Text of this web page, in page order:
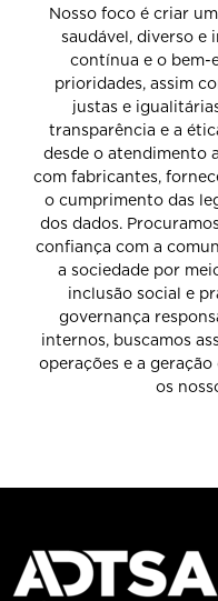
Nosso foco é criar
saudável, diverso e
contínua e o bem-
prioridades, assim
justas e
transparência e a
desde o atendimento
com fabricantes,
o cumprimento das
dos dados.
confiança com a
a sociedade por
inclusão social e
governança
internos, buscamos
operações e a
os